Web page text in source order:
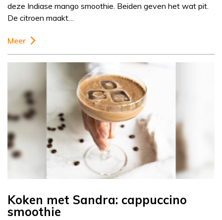
deze Indiase mango smoothie. Beiden geven het wat pit.
De citroen maakt…
Meer
Koken met Sandra: cappuccino
smoothie